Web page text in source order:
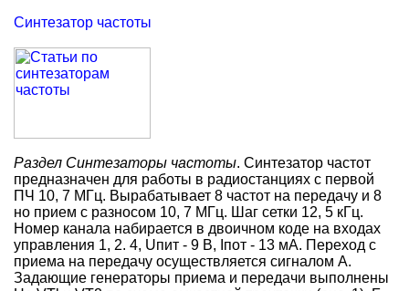
Синтезатор частоты
Раздел Синтезаторы частоты. Синтезатор частот
предназначен для работы в радиостанциях с первой
ПЧ 10, 7 МГц. Вырабатывает 8 частот на передачу и 8
но прием с разносом 10, 7 МГц. Шаг сетки 12, 5 кГц.
Номер канала набирается в двоичном коде на входах
управления 1, 2. 4, Uпит - 9 В, Iпот - 13 мА. Переход с
приема на передачу осуществляется сигналом А.
Задающие генераторы приема и передачи выполнены